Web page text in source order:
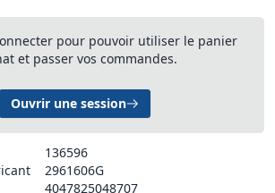
pour pouvoir utiliser le panier
et passer vos commandes.
Ouvrir une session
136596
2961606G
4047825048707